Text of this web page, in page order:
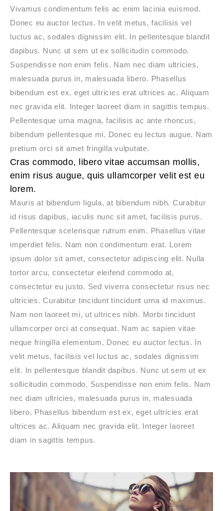
Vivamus condimentum felis ac enim lacinia euismod.
Donec eu auctor lectus. In velit metus, facilisis vel
luctus ac, sodales dignissim elit. In pellentesque blandit
dapibus. Nunc ut sem ut ex sollicitudin commodo.
Suspendisse non enim felis. Nam nec diam ultricies,
malesuada purus in, malesuada libero. Phasellus
bibendum est ex, eget ultricies erat ultrices ac. Aliquam
nec gravida elit. Integer laoreet diam in sagittis tempus.
Pellentesque urna magna, facilisis ac ante rhoncus,
bibendum pellentesque mi. Donec eu lectus augue. Nam
pretium orci sit amet fringilla vulputate.
Cras commodo, libero vitae accumsan mollis,
enim risus augue, quis ullamcorper velit est eu
lorem.
Mauris at bibendum ligula, at bibendum nibh. Curabitur
id risus dapibus, iaculis nunc sit amet, facilisis purus.
Pellentesque scelerisque rutrum enim. Phasellus vitae
imperdiet felis. Nam non condimentum erat. Lorem
ipsum dolor sit amet, consectetur adipiscing elit. Nulla
tortor arcu, consectetur eleifend commodo at,
consectetur eu justo. Sed viverra consectetur risus nec
ultricies. Curabitur tincidunt tincidunt urna id maximus.
Nam non laoreet mi, ut ultrices nibh. Morbi tincidunt
ullamcorper orci at consequat. Nam ac sapien vitae
neque fringilla elementum. Donec eu auctor lectus. In
velit metus, facilisis vel luctus ac, sodales dignissim
elit. In pellentesque blandit dapibus. Nunc ut sem ut ex
sollicitudin commodo. Suspendisse non enim felis. Nam
nec diam ultricies, malesuada purus in, malesuada
libero. Phasellus bibendum est ex, eget ultricies erat
ultrices ac. Aliquam nec gravida elit. Integer laoreet
diam in sagittis tempus.